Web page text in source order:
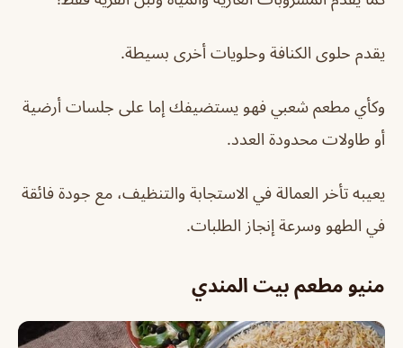
يقدم حلوى الكنافة وحلويات أخرى بسيطة.
وكأي مطعم شعبي فهو يستضيفك إما على جلسات أرضية
أو طاولات محدودة العدد.
يعيبه تأخر العمالة في الاستجابة والتنظيف، مع جودة فائقة
في الطهو وسرعة إنجاز الطلبات.
منيو مطعم بيت المندي